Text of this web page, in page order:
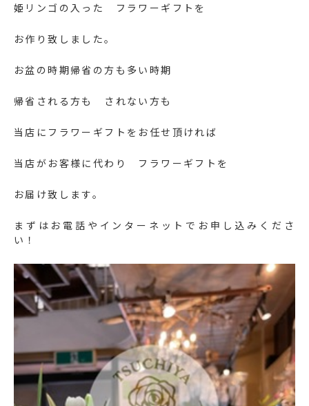
姫リンゴの入った フラワーギフトを
お作り致しました。
お盆の時期帰省の方も多い時期
帰省される方も されない方も
当店にフラワーギフトをお任せ頂ければ
当店がお客様に代わり フラワーギフトを
お届け致します。
まずはお電話やインターネットでお申し込みくださ
い！